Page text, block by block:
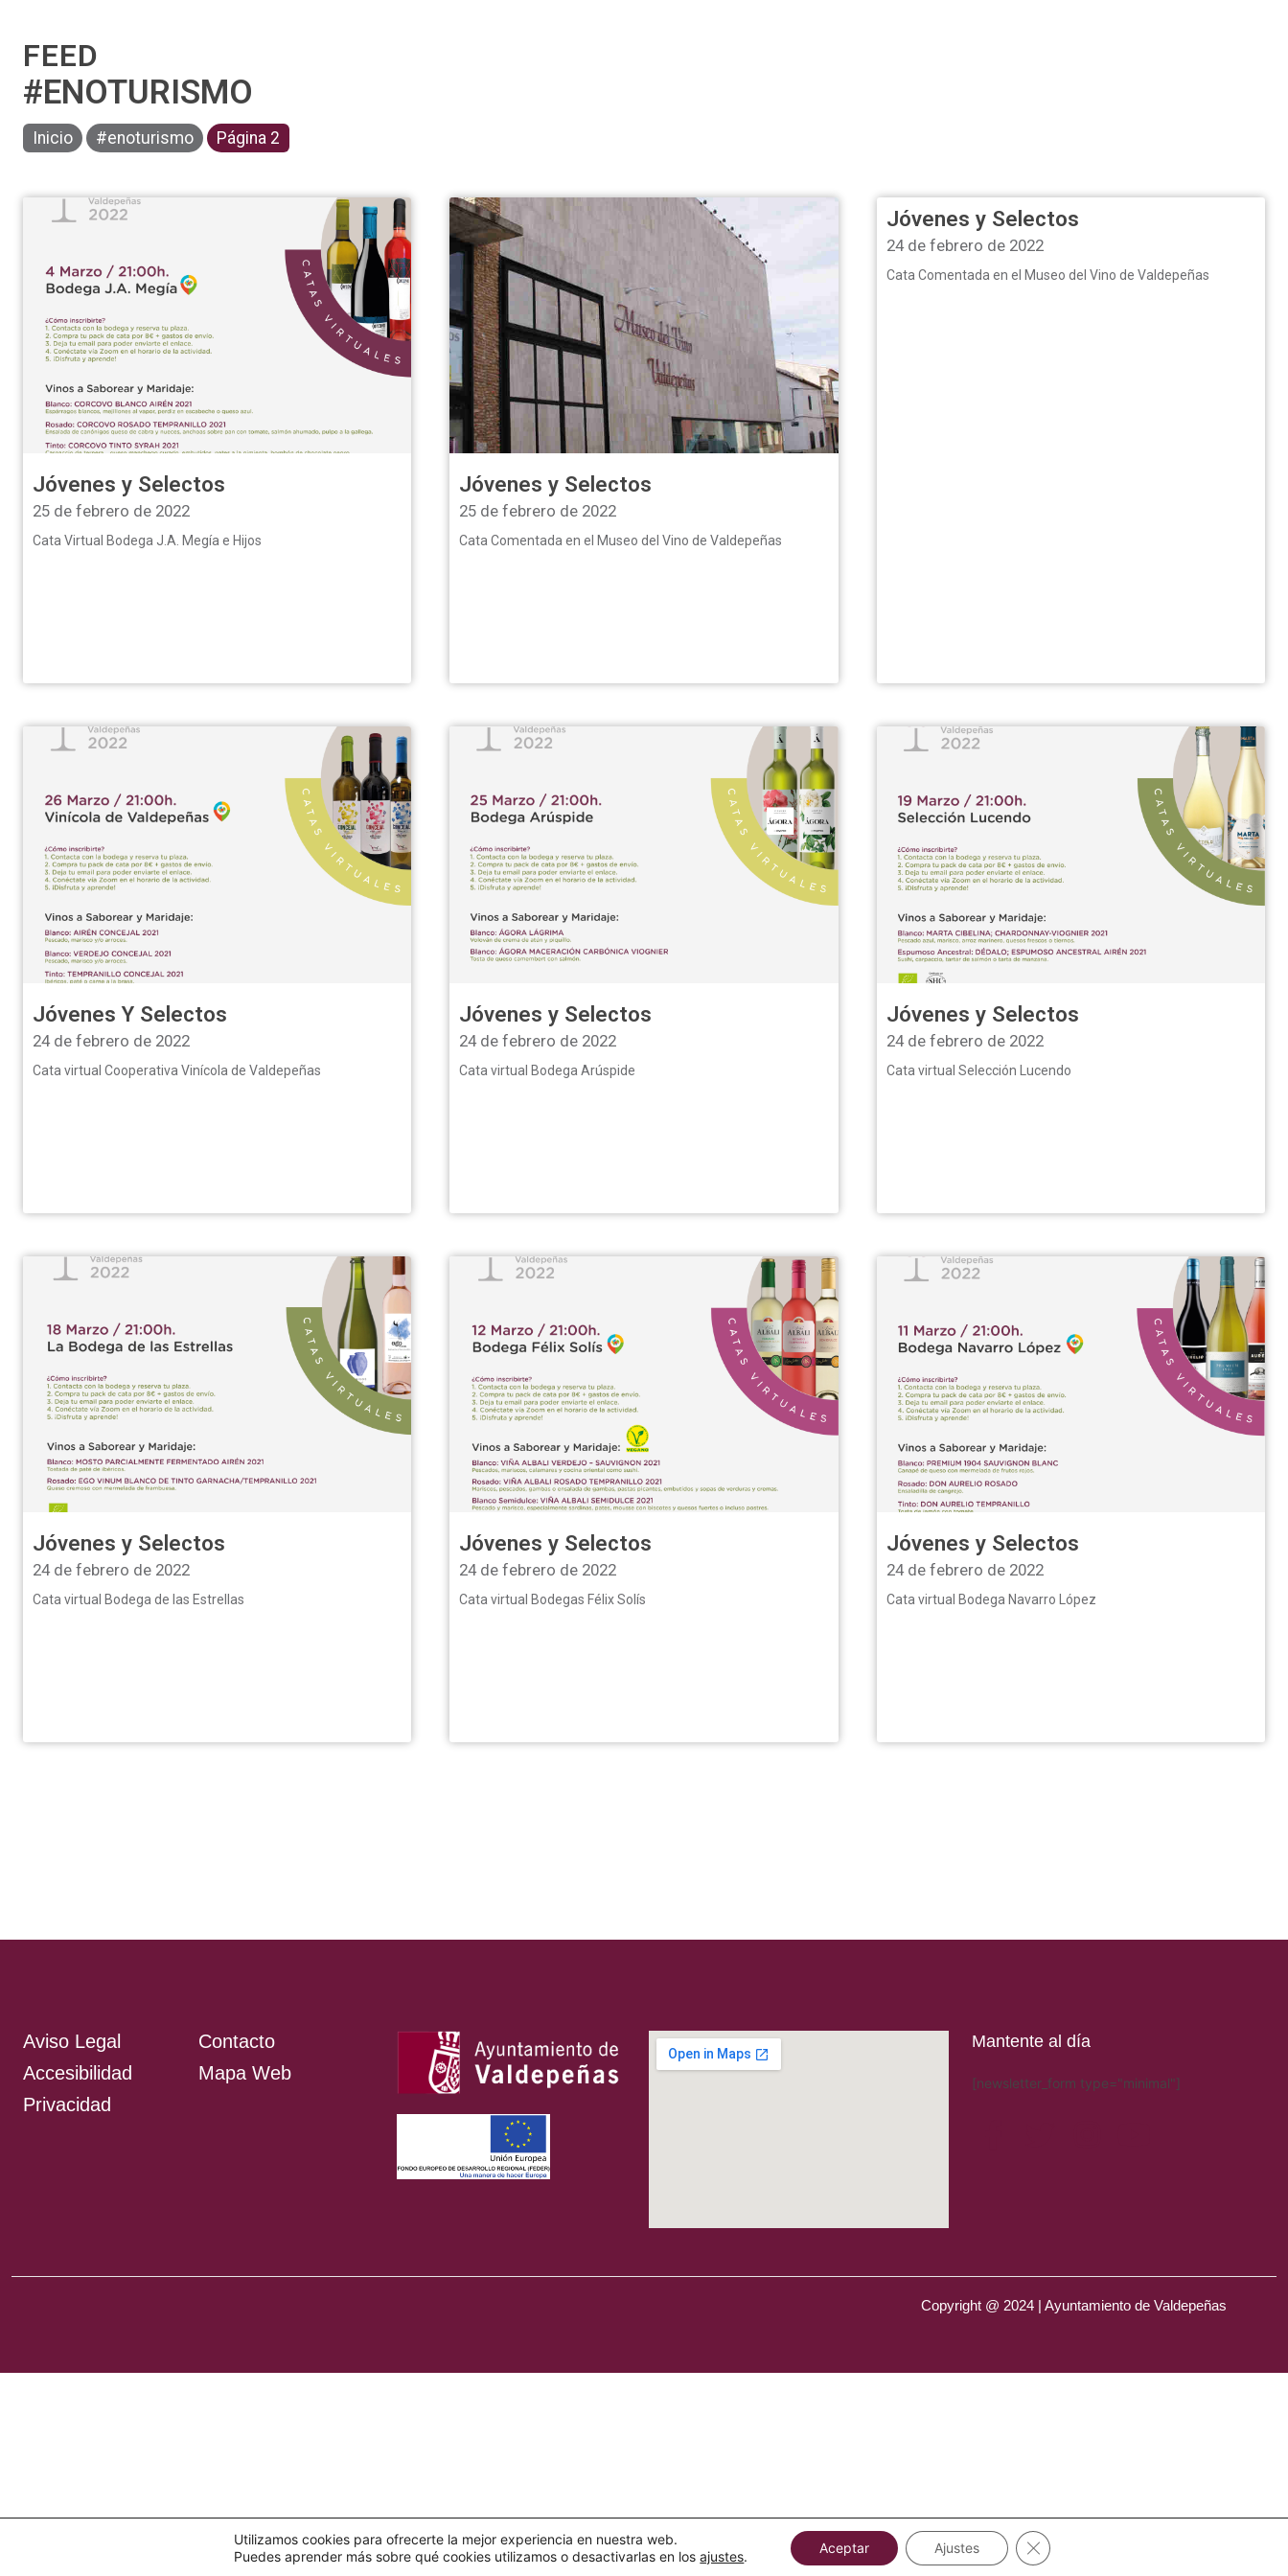
FEED
#ENOTURISMO
Inicio #enoturismo Página 2
Jóvenes y Selectos
25 de febrero de 2022
Cata Virtual Bodega J.A. Megía e Hijos
Jóvenes y Selectos
25 de febrero de 2022
Cata Comentada en el Museo del Vino de Valdepeñas
Jóvenes y Selectos
24 de febrero de 2022
Cata Comentada en el Museo del Vino de Valdepeñas
Jóvenes Y Selectos
24 de febrero de 2022
Cata virtual Cooperativa Vinícola de Valdepeñas
Jóvenes y Selectos
24 de febrero de 2022
Cata virtual Bodega Arúspide
Jóvenes y Selectos
24 de febrero de 2022
Cata virtual Selección Lucendo
Jóvenes y Selectos
24 de febrero de 2022
Cata virtual Bodega de las Estrellas
Jóvenes y Selectos
24 de febrero de 2022
Cata virtual Bodegas Félix Solís
Jóvenes y Selectos
24 de febrero de 2022
Cata virtual Bodega Navarro López
Aviso Legal
Accesibilidad
Privacidad
Contacto
Mapa Web
Mantente al día
[newsletter_form type="minimal"]
Copyright @ 2024 | Ayuntamiento de Valdepeñas
Utilizamos cookies para ofrecerte la mejor experiencia en nuestra web.
Puedes aprender más sobre qué cookies utilizamos o desactivarlas en losajustes.
Aceptar Ajustes Cerrar el banner de cookies RGPD